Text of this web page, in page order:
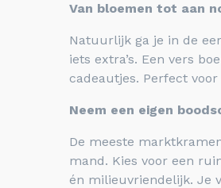
Van bloemen tot aan
Natuurlijk ga je in de
iets extra’s. Een vers
cadeautjes. Perfect
Neem een eigen
De meeste
mand. Kies voor een
én milieuvriendelijk. Je